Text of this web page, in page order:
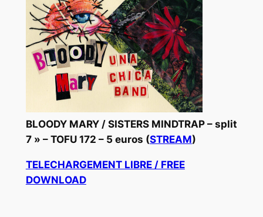
BLOODY MARY / SISTERS MINDTRAP – split
7 » – TOFU 172 – 5 euros (STREAM)
TELECHARGEMENT LIBRE / FREE
DOWNLOAD